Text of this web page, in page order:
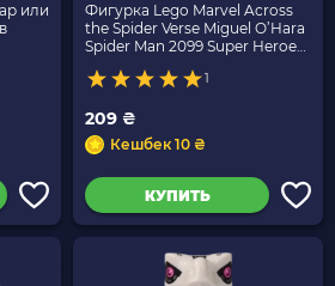
или
Фигурка Lego Marvel Across
the Spider Verse Miguel O’Hara
Spider Man 2099 Super Heroes
colspi-5 Новый
1
209 ₴
Кешбек 10 ₴
КУПИТЬ